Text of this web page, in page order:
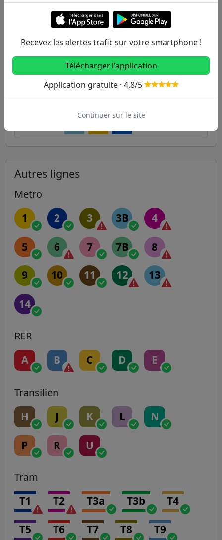
Cimetière 485 487 488
Saint-Charles 485 487 488
Président Denis 776m
Aristide Briand 803m
Autres lignes
Metro
1 2 3 3B 4
5 6 7 7B 8
9 10 11 12 13
14
RER
A B C D E
Transilien
H J K L N
P R U
Tram
T1 T2 T3a T3b T4
T5 T6 T7 T8 T9
Recevez les alertes trafic sur votre smartphone !
Télécharger l'application
Application gratuite · 4,8/5
Continuer sur le site